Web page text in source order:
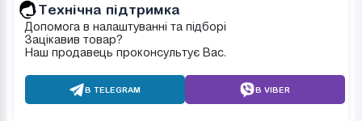
Tехнічна підтримка
Допомога в налаштуванні та підборі
Зацікавив товар?
Наш продавець проконсультує Вас.
В TELEGRAM В VIBER